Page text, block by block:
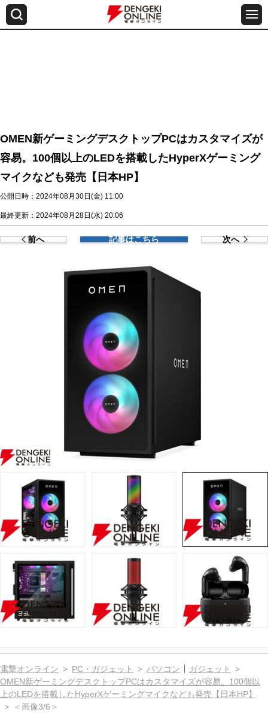
OMEN新ゲーミングデスクトップPCはカスタマイズが
容易。100個以上のLEDを搭載したHyperXゲーミング
マイクなども発売【日本HP】
公開日時：2024年08月30日(金) 11:00
最終更新：2024年08月28日(水) 20:06
前へ 記事はこちら 次へ
電撃オンライン PC・ガジェット パソコン
ガジェット
OMEN新ゲーミングデスクトップPCはカスタマイズが容易。100個以
上のLEDを搭載したHyperXゲーミングマイクなども発売【日本HP】
＜画像3/6＞